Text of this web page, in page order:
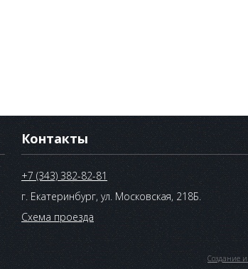
Контакты
+7 (343) 382-82-81
г. Екатеринбург, ул. Московская, 218Б.
Схема проезда
Создание